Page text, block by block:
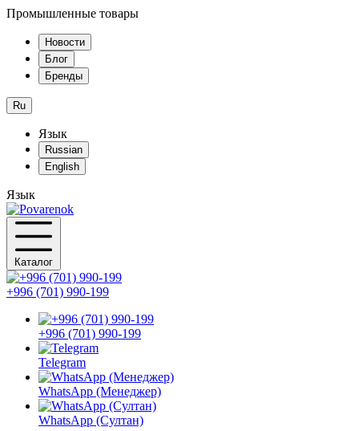
Промышленные товары
Новости
Блог
Бренды
Ru
Язык
Russian
English
Язык
Каталог
+996 (701) 990-199
+996 (701) 990-199
Telegram
WhatsApp (Менеджер)
WhatsApp (Султан)